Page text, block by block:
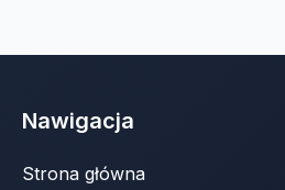
Nawigacja
Strona główna